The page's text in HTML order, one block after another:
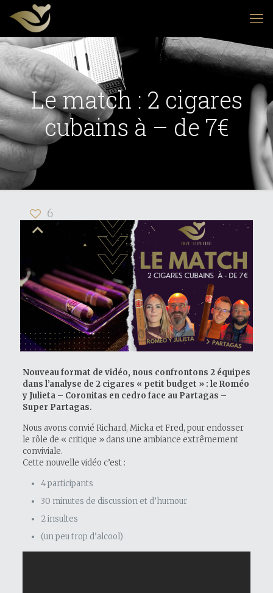
Le match : 2 cigares
cubains à – de 7€
6
Nouveau format de vidéo, nous confrontons 2 équipes
dans l’analyse de 2 cigares « petit budget » : le Roméo
y Julieta – Coronitas en cedro face au Partagas –
Super Partagas.
Nous avons convié Richard, Micka et Fred, pour endosser
le rôle de « critique » dans une ambiance extrêmement
conviviale.
Cette nouvelle vidéo c’est :
4 participants
30 minutes de discussion et d’humour
2 insultes
(un peu trop d’alcool)